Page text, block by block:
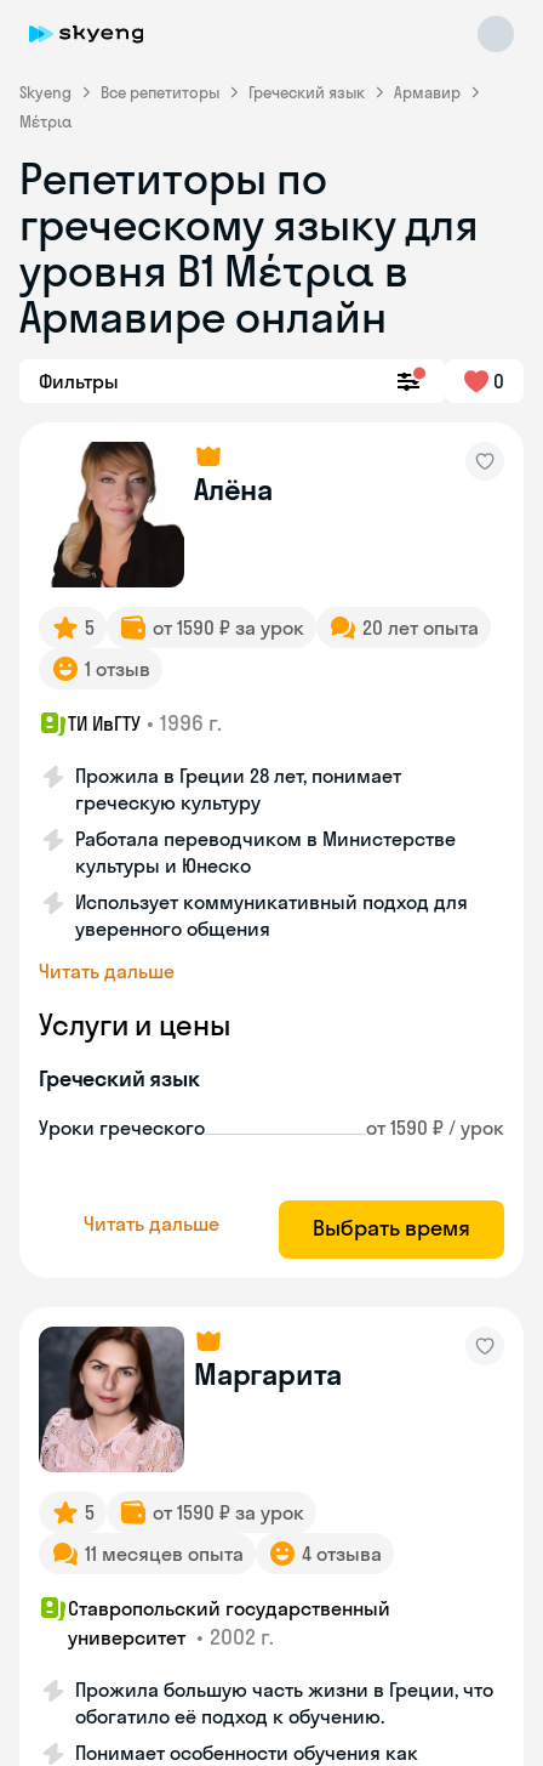
Skyeng Все репетиторы Греческий язык
Армавир
Μέτρια
Репетиторы по
греческому языку для
уровня Β1 Μέτρια в
Армавире онлайн
Фильтры 0
Алёна
5 от 1590 ₽ за урок
20 лет опыта
1 отзыв
ТИ ИвГТУ • 1996 г.
Прожила в Греции 28 лет, понимает
греческую культуру
Работала переводчиком в Министерстве
культуры и Юнеско
Использует коммуникативный подход для
уверенного общения
Читать дальше
Услуги и цены
Греческий язык
Уроки греческого от 1590 ₽ / урок
Читать дальше Выбрать время
Маргарита
5
от 1590 ₽ за урок
11 месяцев опыта
4 отзыва
Ставропольский государственный
университет • 2002 г.
Прожила большую часть жизни в Греции, что
обогатило её подход к обучению.
Понимает особенности обучения как
Skyeng Chat
online